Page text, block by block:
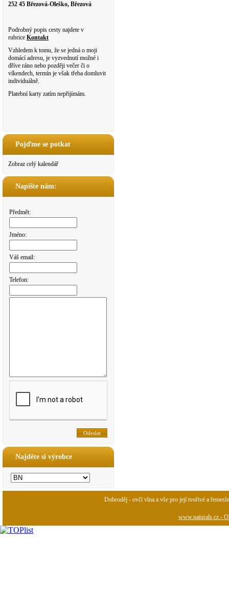
252 45 Březová-Oleško, Březová
Podrobný popis cesty najdete v
rubrice Kontakt
Vzhledem k tomu, že se jedná o moji
domácí adresu, je vyzvednutí možné i
dříve ráno nebo později večer či o
víkendech, termín je však třeba domluvit
individuálně.
Platební karty zatím nepřijímám.
Pojďme se potkat
Zobraz celý kalendář
Napište nám:
Předmět:
Jméno:
Váš email:
Telefon:
Najděte si výrobce
Dobroděj - ovčí vlna a vše pro její tvořivé a
www.naturals.cz -